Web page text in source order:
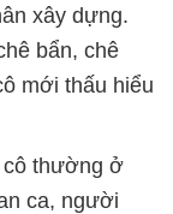
xây dựng.
bẩn, chê
mới thấu hiểu
cô thường ở
ca, người